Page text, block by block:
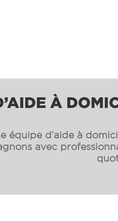
À
équipe d’aide à
avec